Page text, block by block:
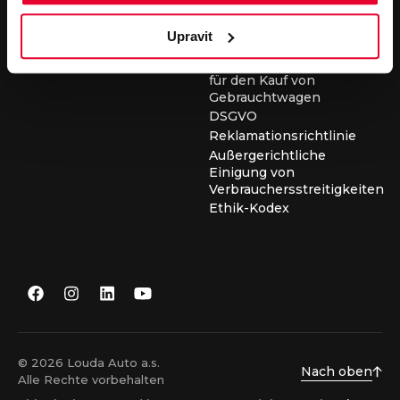
Upravit
für die Durchführung von
Allgemeine
Geschäftsbedingungen
für den Kauf von
Gebrauchtwagen
DSGVO
Reklamationsrichtlinie
Außergerichtliche
Einigung von
Verbrauchersstreitigkeiten
Ethik-Kodex
© 2026 Louda Auto a.s.
Alle Rechte vorbehalten
Nach oben